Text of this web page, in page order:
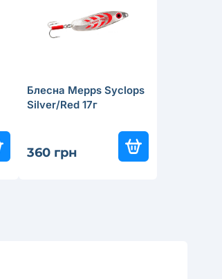
Блесна Mepps Syclops
Silver/Red 17г
360 грн